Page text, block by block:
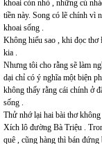
khoai còn nhỏ , những củ
tiền này. Song có lẽ chính vì
khoai sống .
Không hiểu sao , khi đọc
kia .
Nhưng tôi cho rằng sẽ làm
dại chỉ có ý nghĩa một biện
không thấy rằng cái chính ở
sống .
Thử nhớ lại hai bài thơ
Xích lô đường Bà Triệu .
quê , cũng hàng thì bán đứng